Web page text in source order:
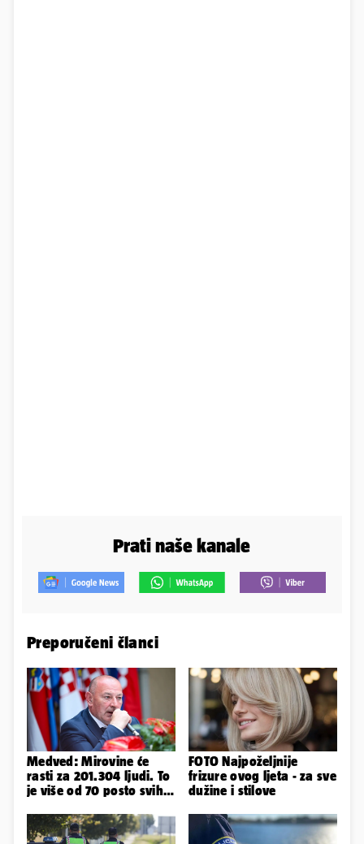
Prati naše kanale
Preporučeni članci
Medved: Mirovine će
rasti za 201.304 ljudi. To
je više od 70 posto svih
FOTO Najpoželjnije
frizure ovog ljeta - za sve
dužine i stilove